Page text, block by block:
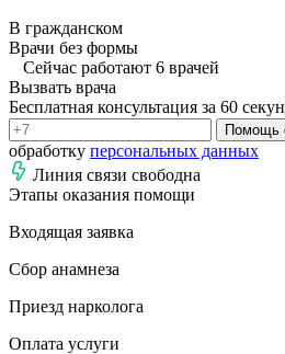
В гражданском
Врачи без формы
Сейчас работают 6 врачей
Вызвать врача
Бесплатная консультация за 60
Помощь
обработку персональных данных
Линия связи свободна
Этапы оказания помощи
Входящая заявка
Сбор анамнеза
Приезд нарколога
Оплата услуги